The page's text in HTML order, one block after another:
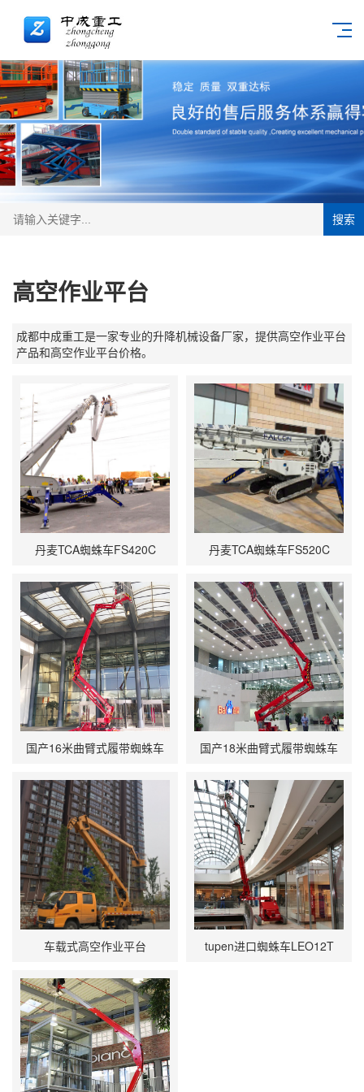
搜索
高空作业平台
成都中成重工是一家专业的升降机械设备厂家，提供高空作业平台
产品和高空作业平台价格。
丹麦TCA蜘蛛车FS420C 丹麦TCA蜘蛛车FS520C
国产16米曲臂式履带蜘蛛车 国产18米曲臂式履带蜘蛛车
车载式高空作业平台 tupen进口蜘蛛车LEO12T